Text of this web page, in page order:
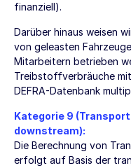
finanziell).
Darüber hinaus weisen
von geleasten
Mitarbeitern betrieben
Treibstoffverbräuche
DEFRA-Datenbank
Kategorie 9
downstream):
Die Berechnung von
erfolgt auf Basis der